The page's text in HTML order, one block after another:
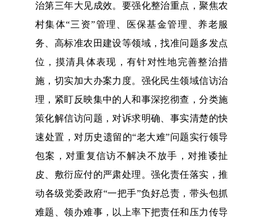
治第三年大见成效。要强化整治重点，聚焦农
村集体“三资”管理、医保基金管理、养老服
务、高标准农田建设等领域，找准问题多发点
位，摸清具体表现，有针对性地完善整治措
施，切实加大办案力度。强化民生领域信访治
理，紧盯反映集中的人和事深挖彻查，分类施
策化解信访问题，对诉求明确、事实清楚的快
速处置，对历史遗留的“老大难”问题实行领导
包案，对重复信访不解决不放手，对推诿扯
皮、敷衍应付的严肃处理。强化责任落实，推
动各级党委政府“一把手”负好总责，带头包抓
难题、领办难事，以上率下把责任和压力传导